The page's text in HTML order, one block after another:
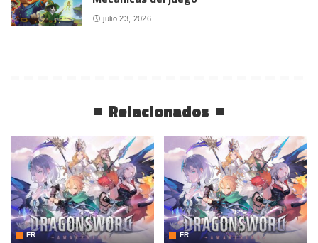
julio 23, 2026
Relacionados
FR FR